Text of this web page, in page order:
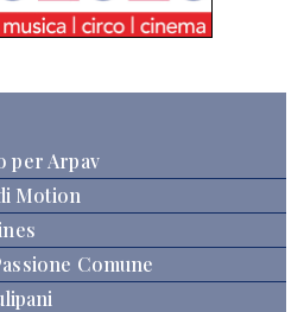
per Arpav
Motion
Comune